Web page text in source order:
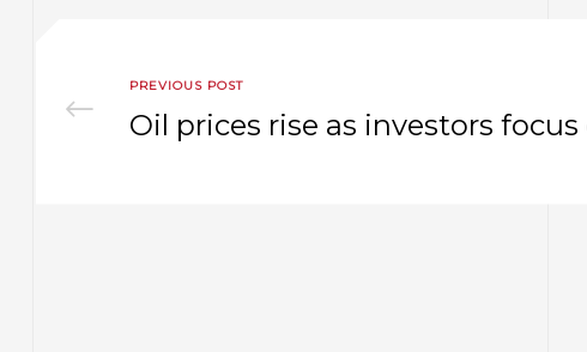
PREVIOUS POST
Oil prices rise as investors focus